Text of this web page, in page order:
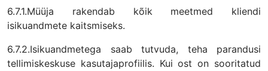
6.7.1.Müüja rakendab kõik meetmed kliendi
isikuandmete kaitsmiseks.
6.7.2.Isikuandmetega saab tutvuda, teha parandusi
tellimiskeskuse kasutajaprofiilis. Kui ost on sooritatud